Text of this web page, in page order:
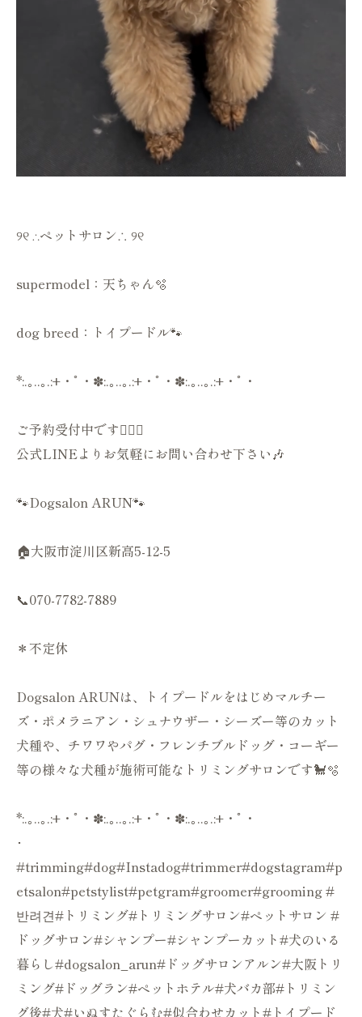
୨୧ ∴ペットサロン∴ ୨୧
supermodel：天ちゃん🫧
dog breed：トイプードル🐾
*:.｡..｡.:+・ﾟ・✽:.｡..｡.:+・ﾟ・✽:.｡..｡.:+・ﾟ・
ご予約受付中です💁🏻‍♀️
公式LINEよりお気軽にお問い合わせ下さい🎶
🐾Dogsalon ARUN🐾
🏠大阪市淀川区新高5-12-5
📞070-7782-7889
＊不定休
Dogsalon ARUNは、トイプードルをはじめマルチー
ズ・ポメラニアン・シュナウザー・シーズー等のカット
犬種や、チワワやパグ・フレンチブルドッグ・コーギー
等の様々な犬種が施術可能なトリミングサロンです🐩🫧
*:.｡..｡.:+・ﾟ・✽:.｡..｡.:+・ﾟ・✽:.｡..｡.:+・ﾟ・
･
#trimming#dog#Instadog#trimmer#dogstagram#p
etsalon#petstylist#petgram#groomer#grooming #
반려견#トリミング#トリミングサロン#ペットサロン #
ドッグサロン#シャンプー#シャンプーカット#犬のいる
暮らし#dogsalon_arun#ドッグサロンアルン#大阪トリ
ミング#ドッグラン#ペットホテル#犬バカ部#トリミン
グ後#犬#いぬすたぐらむ#似合わせカット#トイプード